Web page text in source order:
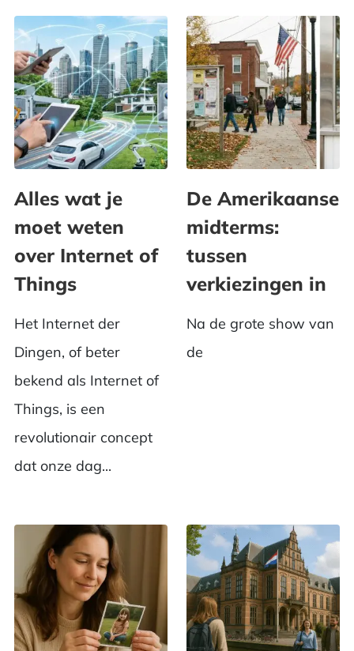
Alles wat je
moet weten
over Internet of
Things
Het Internet der
Dingen, of beter
bekend als Internet of
Things, is een
revolutionair concept
dat onze dag...
De Amerikaanse
midterms:
tussen
verkiezingen in
Na de grote show van
de